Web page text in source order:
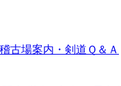
稽古場案内・剣道Ｑ＆Ａ